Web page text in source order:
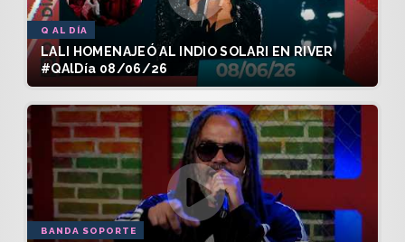
Q AL DÍA
LALI HOMENAJEÓ AL INDIO SOLARI EN RIVER
#QAlDía 08/06/26
BANDA SOPORTE